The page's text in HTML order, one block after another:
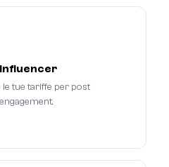
tue tariffe per post